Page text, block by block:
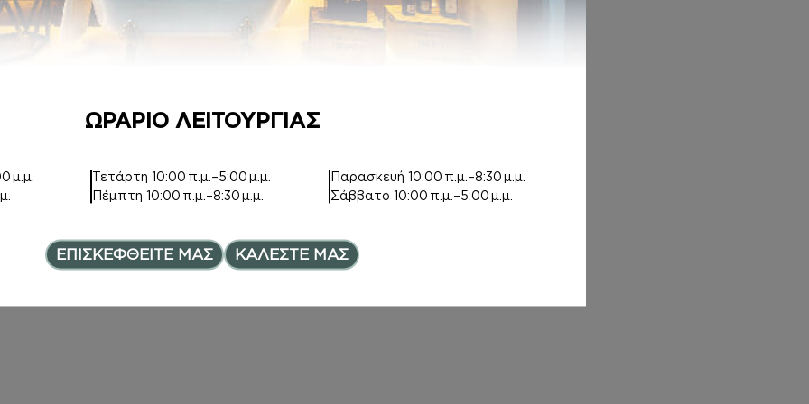
€Price range: 7,00€ through 12,00€
range: 6,00€ through 8,00€
MIST
11,00€
BODY MIST
12,00€
ΩΡΑΡΙΟ ΛΕΙΤΟΥΡΓΙΑΣ
μ.μ.
Τετάρτη10:00 π.μ.–5:00 μ.μ.
Πέμπτη10:00 π.μ.–8:30 μ.μ.
Παρασκευή 10:00 π.μ.–8:30 μ.μ.
Σάββατο 10:00 π.μ.–5:00 μ.μ.
ΕΠΙΣΚΕΦΘΕΙΤΕ ΜΑΣ ΚΑΛΕΣΤΕ ΜΑΣ